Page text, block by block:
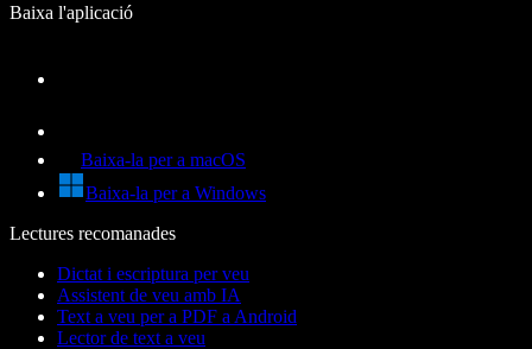
Baixa l'aplicació
Baixa-la per a macOS
Baixa-la per a Windows
Lectures recomanades
Dictat i escriptura per veu
Assistent de veu amb IA
Text a veu per a PDF a Android
Lector de text a veu